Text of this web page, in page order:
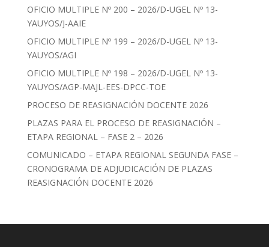
OFICIO MULTIPLE Nº 200 – 2026/D-UGEL Nº 13-
YAUYOS/J-AAIE
OFICIO MULTIPLE Nº 199 – 2026/D-UGEL Nº 13-
YAUYOS/AGI
OFICIO MULTIPLE Nº 198 – 2026/D-UGEL Nº 13-
YAUYOS/AGP-MAJL-EES-DPCC-TOE
PROCESO DE REASIGNACIÓN DOCENTE 2026
PLAZAS PARA EL PROCESO DE REASIGNACIÓN –
ETAPA REGIONAL – FASE 2 – 2026
COMUNICADO – ETAPA REGIONAL SEGUNDA FASE –
CRONOGRAMA DE ADJUDICACIÓN DE PLAZAS
REASIGNACIÓN DOCENTE 2026